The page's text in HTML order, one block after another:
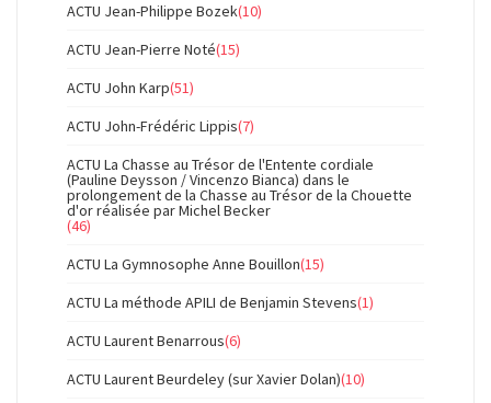
ACTU Jean-Philippe Bozek(10)
ACTU Jean-Pierre Noté(15)
ACTU John Karp(51)
ACTU John-Frédéric Lippis(7)
ACTU La Chasse au Trésor de l'Entente cordiale
(Pauline Deysson / Vincenzo Bianca) dans le
prolongement de la Chasse au Trésor de la Chouette
d'or réalisée par Michel Becker
(46)
ACTU La Gymnosophe Anne Bouillon(15)
ACTU La méthode APILI de Benjamin Stevens(1)
ACTU Laurent Benarrous(6)
ACTU Laurent Beurdeley (sur Xavier Dolan)(10)